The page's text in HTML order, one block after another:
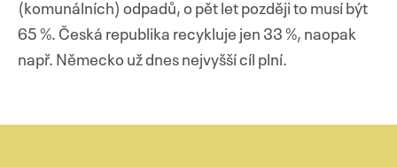
(komunálních) odpadů, o pět let později to musí být
65 %. Česká republika recykluje jen 33 %, naopak
např. Německo už dnes nejvyšší cíl plní.